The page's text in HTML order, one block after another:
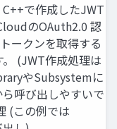
で作成したJWT
のOAuth2.0 認
ークンを取得する
(JWT作成処理は
やSubsystemに
呼び出しやすいで
(この例では